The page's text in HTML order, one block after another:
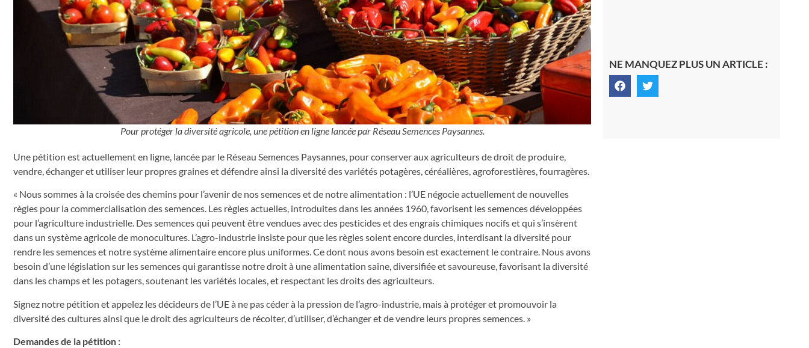
Pour protéger la diversité agricole, une pétition en ligne lancée par Réseau Semences Paysannes.
Une pétition est actuellement en ligne, lancée par le Réseau Semences Paysannes, pour conserver aux agriculteurs de droit de produire,
vendre, échanger et utiliser leur propres graines et défendre ainsi la diversité des variétés potagères, céréalières, agroforestières, fourragères.
« Nous sommes à la croisée des chemins pour l’avenir de nos semences et de notre alimentation : l’UE négocie actuellement de nouvelles
règles pour la commercialisation des semences. Les règles actuelles, introduites dans les années 1960, favorisent les semences développées
pour l’agriculture industrielle. Des semences qui peuvent être vendues avec des pesticides et des engrais chimiques nocifs et qui s’insèrent
dans un système agricole de monocultures. L’agro-industrie insiste pour que les règles soient encore durcies, interdisant la diversité pour
rendre les semences et notre système alimentaire encore plus uniformes. Ce dont nous avons besoin est exactement le contraire. Nous avons
besoin d’une législation sur les semences qui garantisse notre droit à une alimentation saine, diversifiée et savoureuse, favorisant la diversité
dans les champs et les potagers, soutenant les variétés locales, et respectant les droits des agriculteurs.
Signez notre pétition et appelez les décideurs de l’UE à ne pas céder à la pression de l’agro-industrie, mais à protéger et promouvoir la
diversité des cultures ainsi que le droit des agriculteurs de récolter, d’utiliser, d’échanger et de vendre leurs propres semences. »
Demandes de la pétition :
NE MANQUEZ PLUS UN ARTICLE :